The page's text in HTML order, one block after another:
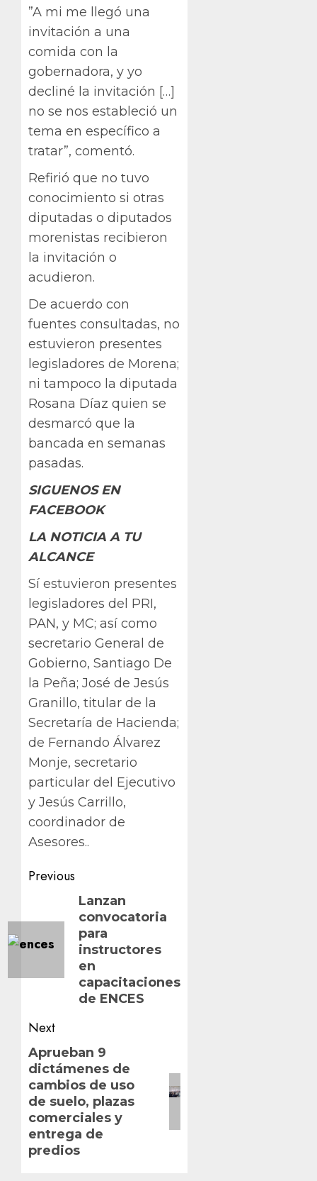
”A mi me llegó una
invitación a una
comida con la
gobernadora, y yo
decliné la invitación […]
no se nos estableció un
tema en específico a
tratar”, comentó.
Refirió que no tuvo
conocimiento si otras
diputadas o diputados
morenistas recibieron
la invitación o
acudieron.
De acuerdo con
fuentes consultadas, no
estuvieron presentes
legisladores de Morena;
ni tampoco la diputada
Rosana Díaz quien se
desmarcó que la
bancada en semanas
pasadas.
SIGUENOS EN
FACEBOOK
LA NOTICIA A TU
ALCANCE
Sí estuvieron presentes
legisladores del PRI,
PAN, y MC; así como
secretario General de
Gobierno, Santiago De
la Peña; José de Jesús
Granillo, titular de la
Secretaría de Hacienda;
de Fernando Álvarez
Monje, secretario
particular del Ejecutivo
y Jesús Carrillo,
coordinador de
Asesores..
Post
navigation
Previous
post:
Lanzan
convocatoria
para
instructores
en
capacitaciones
de ENCES
Next
Next
post:
Aprueban 9
dictámenes de
cambios de uso
de suelo, plazas
comerciales y
entrega de
predios